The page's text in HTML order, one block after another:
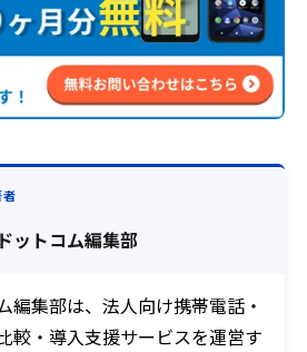
ットコム編集部
編集部は、法人向け携帯電話・
較・導入支援サービスを運営す